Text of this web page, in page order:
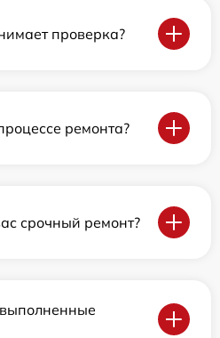
проверка?
ремонта?
срочный ремонт?